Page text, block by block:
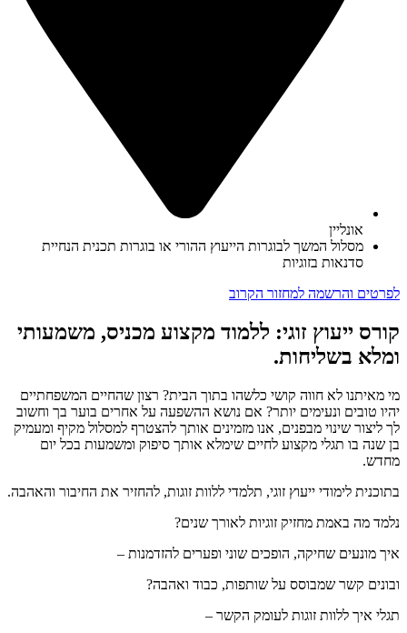
אונליין
מסלול המשך לבוגרות הייעוץ ההורי או בוגרות תכנית הנחיית
סדנאות בזוגיות
לפרטים והרשמה למחזור הקרוב
קורס ייעוץ זוגי: ללמוד מקצוע מכניס, משמעותי
ומלא בשליחות.
מי מאיתנו לא חווה קושי כלשהו בתוך הבית? רצון שהחיים המשפחתיים
יהיו טובים ונעימים יותר? אם נושא ההשפעה על אחרים בוער בך וחשוב
לך ליצור שינוי מבפנים, אנו מזמינים אותך להצטרף למסלול מקיף ומעמיק
בן שנה בו תגלי מקצוע לחיים שימלא אותך סיפוק ומשמעות בכל יום
מחדש.
בתוכנית לימודי ייעוץ זוגי, תלמדי ללוות זוגות, להחזיר את החיבור והאהבה.
נלמד מה באמת מחזיק זוגיות לאורך שנים?
איך מונעים שחיקה, הופכים שוני ופערים להזדמנות –
ובונים קשר שמבוסס על שותפות, כבוד ואהבה?
תגלי איך ללוות זוגות לעומק הקשר –